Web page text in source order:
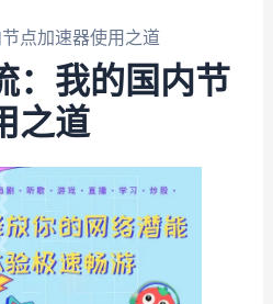
点加速器使用之道
：我的国内节
之道